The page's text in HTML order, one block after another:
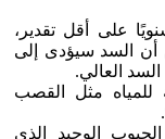
بمقدار نصف مليار م3 سنويًا على أقل تقدير،
السد سيؤدى إلى
العالي.
للمياه مثل القصب
الوحيد الذي